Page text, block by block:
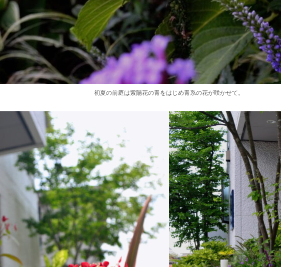
初夏の前庭は紫陽花の青をはじめ青系の花が咲かせて。